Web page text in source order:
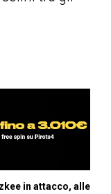
in attacco, alle